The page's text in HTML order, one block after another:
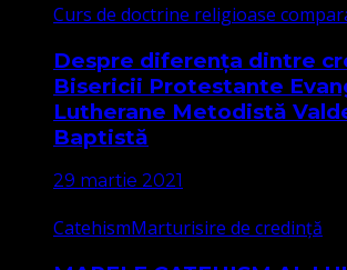
Curs de doctrine religioase
Despre diferența dintre
Bisericii Protestante
Lutherane Metodistă
Baptistă
29 martie 2021
CatehismMarturisire de credință